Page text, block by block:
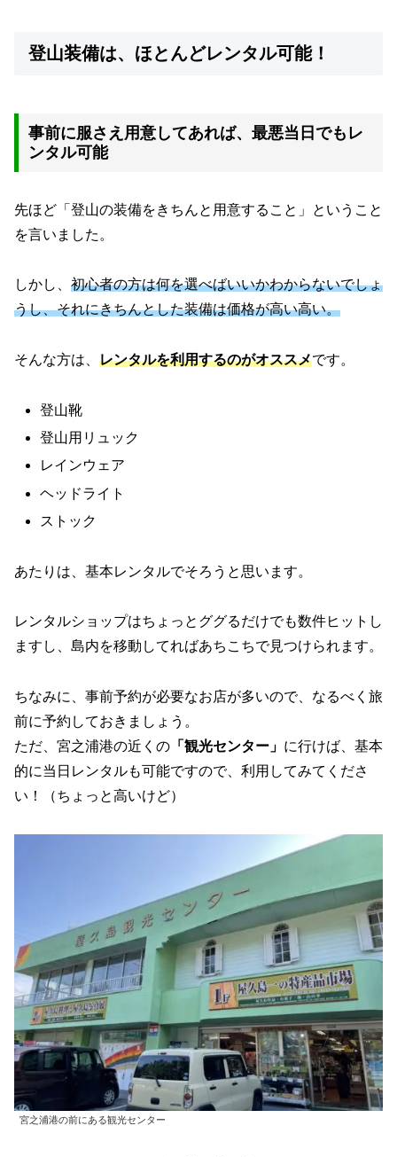
登山装備は、ほとんどレンタル可能！
事前に服さえ用意してあれば、最悪当日でもレ
ンタル可能
先ほど「登山の装備をきちんと用意すること」ということ
を言いました。
しかし、 初心者の方は何を選べばいいかわからないでしょ
うし、それにきちんとした装備は価格が高い高い。
そんな方は、 レンタルを利用するのがオススメです。
登山靴
登山用リュック
レインウェア
ヘッドライト
ストック
あたりは、基本レンタルでそろうと思います。
レンタルショップはちょっとググるだけでも数件ヒットし
ますし、島内を移動してればあちこちで見つけられます。
ちなみに、事前予約が必要なお店が多いので、なるべく旅
前に予約しておきましょう。
ただ、宮之浦港の近くの 「観光センター」 に行けば、基本
的に当日レンタルも可能ですので、利用してみてくださ
い！（ちょっと高いけど）
宮之浦港の前にある観光センター